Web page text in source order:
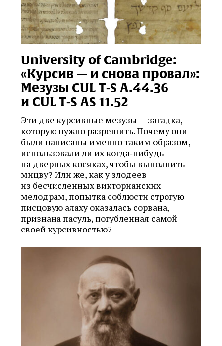
University of Cambridge:
«Курсив — и снова провал»:
Мезузы CUL T‑S A.44.36
и CUL T‑S AS 11.52
Эти две курсивные мезузы — загадка,
которую нужно разрешить. Почему они
были написаны именно таким образом,
использовали ли их когда‑нибудь
на дверных косяках, чтобы выполнить
мицву? Или же, как у злодеев
из бесчисленных викторианских
мелодрам, попытка соблюсти строгую
писцовую алаху оказалась сорвана,
признана пасуль, погубленная самой
своей курсивностью?